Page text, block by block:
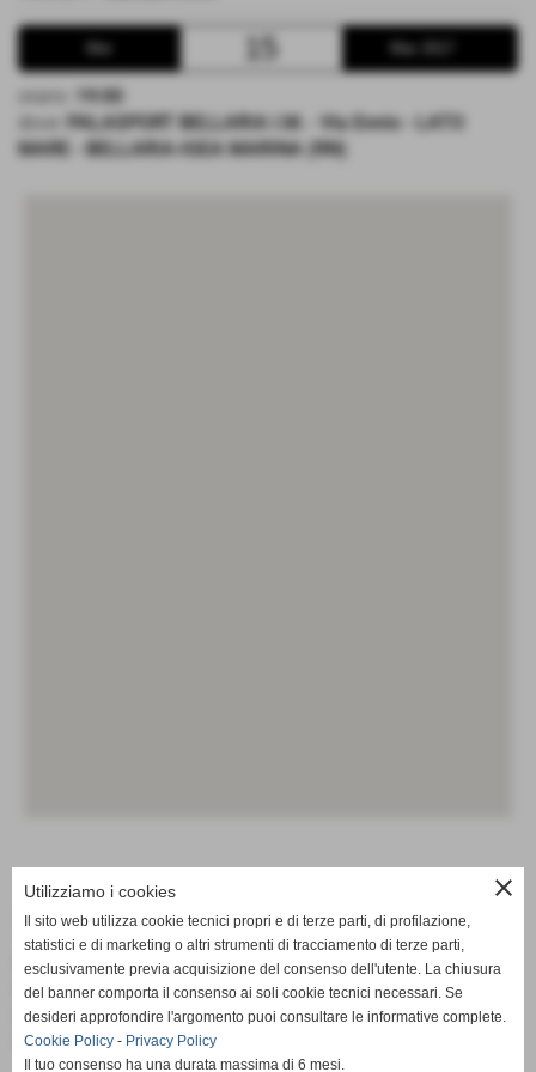
15
orario:
19:00
PALASPORT BELLARIA I.M. - Via Ennio - LATO
MARE - BELLARIA-IGEA MARINA (RN)
DATI GEOGRAFICI
Nazione:Italia
Regione:Emilia-Romagna
Provincia:Rimini
Comune:Bellaria-Igea Marina
close
Utilizziamo i cookies
Il sito web utilizza cookie tecnici propri e di terze parti, di profilazione,
statistici e di marketing o altri strumenti di tracciamento di terze parti,
esclusivamente previa acquisizione del consenso dell'utente. La chiusura
del banner comporta il consenso ai soli cookie tecnici necessari. Se
desideri approfondire l'argomento puoi consultare le informative complete.
Cookie Policy - Privacy Policy
Il tuo consenso ha una durata massima di 6 mesi.